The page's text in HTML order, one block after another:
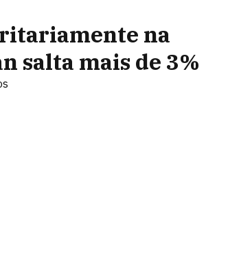
na
salta mais de 3%